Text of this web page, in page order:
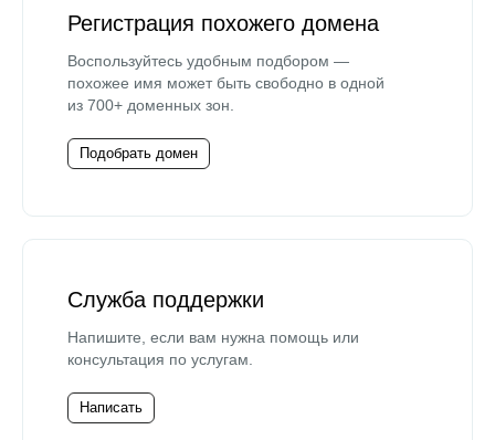
Регистрация похожего домена
Воспользуйтесь удобным подбором —
похожее имя может быть свободно в одной
из 700+ доменных зон.
Подобрать домен
Служба поддержки
Напишите, если вам нужна помощь или
консультация по услугам.
Написать